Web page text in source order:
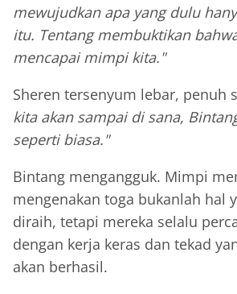
mewujudkan apa yang dulu
itu. Tentang membuktikan
mencapai mimpi kita."
Sheren tersenyum lebar, penuh
kita akan sampai di sana,
seperti biasa."
Bintang mengangguk. Mimpi
mengenakan toga bukanlah hal
diraih, tetapi mereka selalu
dengan kerja keras dan tekad
akan berhasil.